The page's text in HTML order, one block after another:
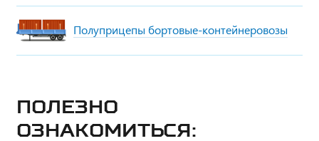
Полуприцепы бортовые-контейнеровозы
Полезно
ознакомиться: